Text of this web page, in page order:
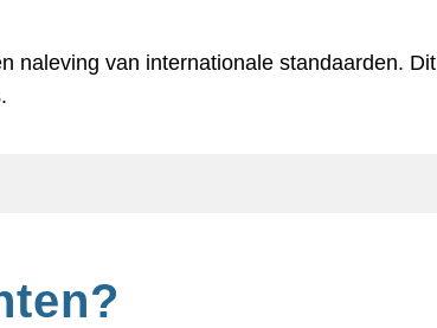
naleving van internationale standaarden.